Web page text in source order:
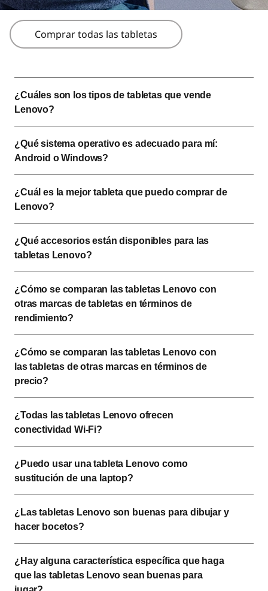
Comprar todas las tabletas
¿Cuáles son los tipos de tabletas que vende
Lenovo?
¿Qué sistema operativo es adecuado para mí:
Android o Windows?
¿Cuál es la mejor tableta que puedo comprar de
Lenovo?
¿Qué accesorios están disponibles para las
¿Cómo se comparan las tabletas Lenovo con
otras marcas de tabletas en términos de
rendimiento?
¿Cómo se comparan las tabletas Lenovo con
las tabletas de otras marcas en términos de
precio?
¿Todas las tabletas Lenovo ofrecen
conectividad Wi-Fi?
¿Puedo usar una tableta Lenovo como
sustitución de una laptop?
¿Las tabletas Lenovo son buenas para dibujar y
hacer bocetos?
¿Hay alguna característica específica que haga
que las tabletas Lenovo sean buenas para